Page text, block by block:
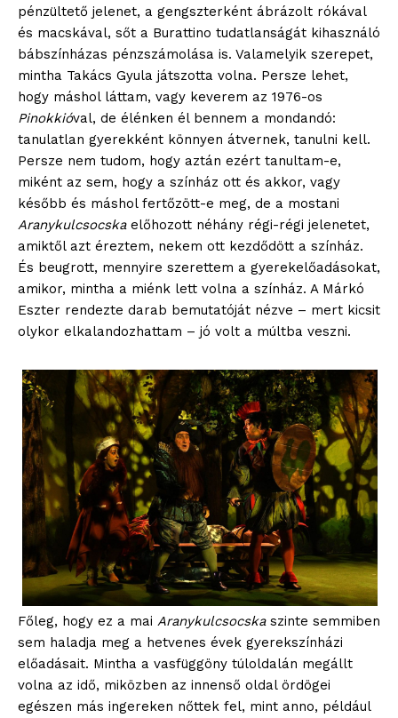
pénzültető jelenet, a gengszterként ábrázolt rókával
és macskával, sőt a Burattino tudatlanságát kihasználó
bábszínházas pénzszámolása is. Valamelyik szerepet,
mintha Takács Gyula játszotta volna. Persze lehet,
hogy máshol láttam, vagy keverem az 1976-os
Pinokkióval, de élénken él bennem a mondandó:
tanulatlan gyerekként könnyen átvernek, tanulni kell.
Persze nem tudom, hogy aztán ezért tanultam-e,
miként az sem, hogy a színház ott és akkor, vagy
később és máshol fertőzött-e meg, de a mostani
Aranykulcsocskaelőhozott néhány régi-régi jelenetet,
amiktől azt éreztem, nekem ott kezdődött a színház.
És beugrott, mennyire szerettem a gyerekelőadásokat,
amikor, mintha a miénk lett volna a színház. A Márkó
Eszter rendezte darab bemutatóját nézve – mert kicsit
olykor elkalandozhattam – jó volt a múltba veszni.
Főleg, hogy ez a mai Aranykulcsocskaszinte semmiben
sem haladja meg a hetvenes évek gyerekszínházi
előadásait. Mintha a vasfüggöny túloldalán megállt
volna az idő, miközben az innenső oldal ördögei
egészen más ingereken nőttek fel, mint anno, például